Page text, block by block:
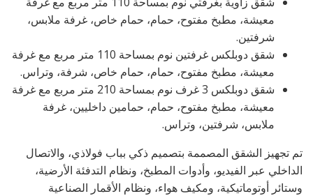
معيشة، مطبخ مفتوح، حمام، حمام خاص، غرفة ملابس،
شرفتين.
شقق دوبلكس غرفتين نوم بمساحة 110 متر مربع مع غرفة
معيشة، مطبخ مفتوح، حمام، حمام خاص، شرفة، وتراس.
شقق دوبلكس 3 غرف نوم بمساحة 210 متر مربع مع غرفة
معيشة، مطبخ مفتوح، حمام، حمامين داخليين، غرفة
ملابس، شرفتين، وتراس.
تم تجهيز الشقق المصممة بتصميم ذكي بباب فولاذي، والاتصال
الداخلي عبر الفيديو، وأدوات المطبخ، ونظام التدفئة الأرضية،
وستائر أوتوماتيكية، ومكيف هواء، ونظام الأقمار الصناعية